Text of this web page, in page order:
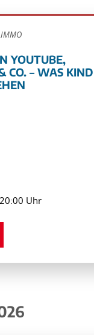
YOUTUBE,
CO. – WAS
Uhr